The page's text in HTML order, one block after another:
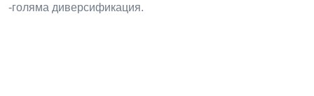
-голяма диверсификация.